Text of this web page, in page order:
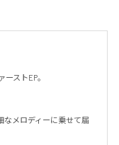
ストEP。
なメロディーに乗せて届